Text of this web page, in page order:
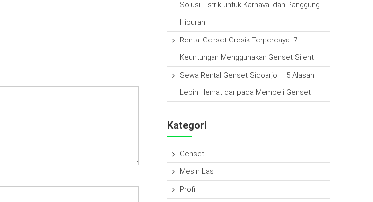
Solusi Listrik untuk Karnaval dan Panggung
Hiburan
Rental Genset Gresik Terpercaya: 7
Keuntungan Menggunakan Genset Silent
Sewa Rental Genset Sidoarjo – 5 Alasan
Lebih Hemat daripada Membeli Genset
Kategori
Genset
Mesin Las
Profil